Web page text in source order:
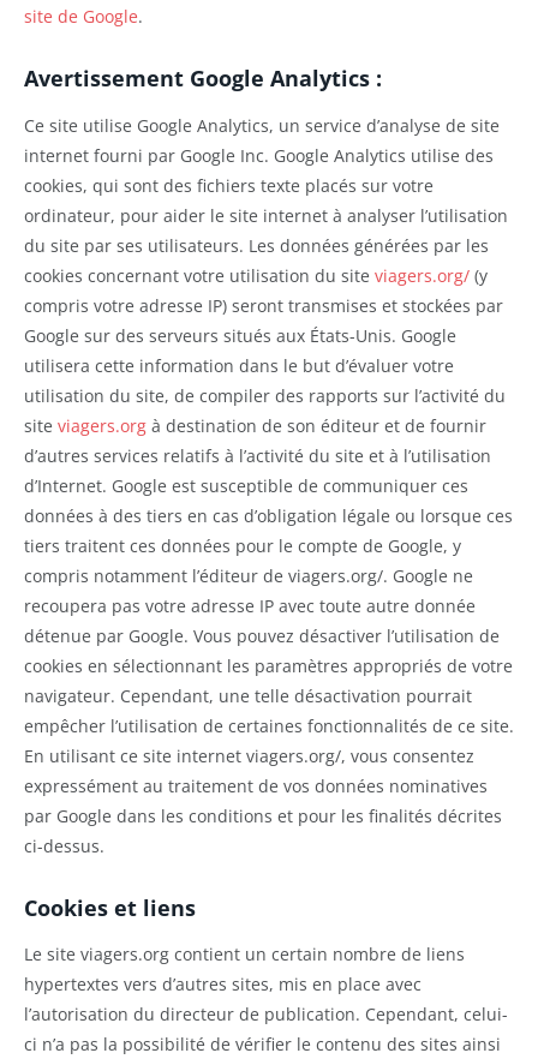
site de Google.
Avertissement Google Analytics :
Ce site utilise Google Analytics, un service d’analyse de site
internet fourni par Google Inc. Google Analytics utilise des
cookies, qui sont des fichiers texte placés sur votre
ordinateur, pour aider le site internet à analyser l’utilisation
du site par ses utilisateurs. Les données générées par les
cookies concernant votre utilisation du site viagers.org/ (y
compris votre adresse IP) seront transmises et stockées par
Google sur des serveurs situés aux États-Unis. Google
utilisera cette information dans le but d’évaluer votre
utilisation du site, de compiler des rapports sur l’activité du
site viagers.org à destination de son éditeur et de fournir
d’autres services relatifs à l’activité du site et à l’utilisation
d’Internet. Google est susceptible de communiquer ces
données à des tiers en cas d’obligation légale ou lorsque ces
tiers traitent ces données pour le compte de Google, y
compris notamment l’éditeur de viagers.org/. Google ne
recoupera pas votre adresse IP avec toute autre donnée
détenue par Google. Vous pouvez désactiver l’utilisation de
cookies en sélectionnant les paramètres appropriés de votre
navigateur. Cependant, une telle désactivation pourrait
empêcher l’utilisation de certaines fonctionnalités de ce site.
En utilisant ce site internet viagers.org/, vous consentez
expressément au traitement de vos données nominatives
par Google dans les conditions et pour les finalités décrites
ci-dessus.
Cookies et liens
Le site viagers.org contient un certain nombre de liens
hypertextes vers d’autres sites, mis en place avec
l’autorisation du directeur de publication. Cependant, celui-
ci n’a pas la possibilité de vérifier le contenu des sites ainsi